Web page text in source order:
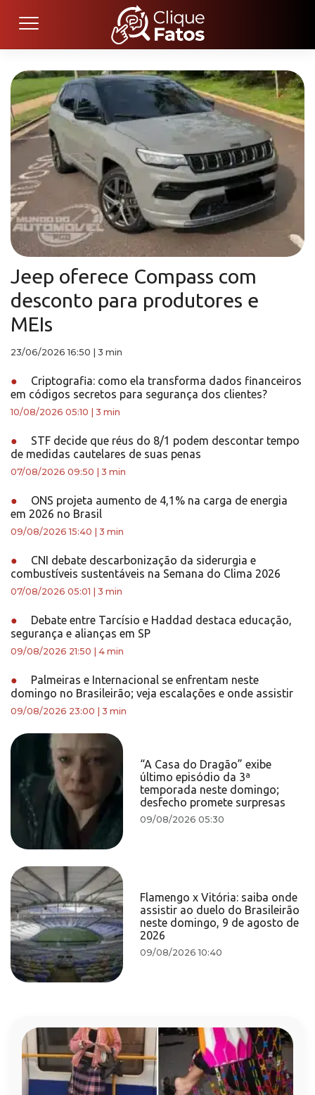
Jeep oferece Compass com
desconto para produtores e
MEIs
23/06/2026 16:50 3 min
●
Criptografia: como ela transforma dados financeiros
em códigos secretos para segurança dos clientes?
10/08/2026 05:10 3 min
●
STF decide que réus do 8/1 podem descontar tempo
de medidas cautelares de suas penas
07/08/2026 09:50 3 min
●
ONS projeta aumento de 4,1% na carga de energia
em 2026 no Brasil
09/08/2026 15:40 3 min
●
CNI debate descarbonização da siderurgia e
combustíveis sustentáveis na Semana do Clima 2026
07/08/2026 05:01 3 min
●
Debate entre Tarcísio e Haddad destaca educação,
segurança e alianças em SP
09/08/2026 21:50 4 min
●
Palmeiras e Internacional se enfrentam neste
domingo no Brasileirão; veja escalações e onde assistir
09/08/2026 23:00 3 min
“A Casa do Dragão” exibe
último episódio da 3ª
temporada neste domingo;
desfecho promete surpresas
09/08/2026 05:30
Flamengo x Vitória: saiba onde
assistir ao duelo do Brasileirão
neste domingo, 9 de agosto de
2026
09/08/2026 10:40